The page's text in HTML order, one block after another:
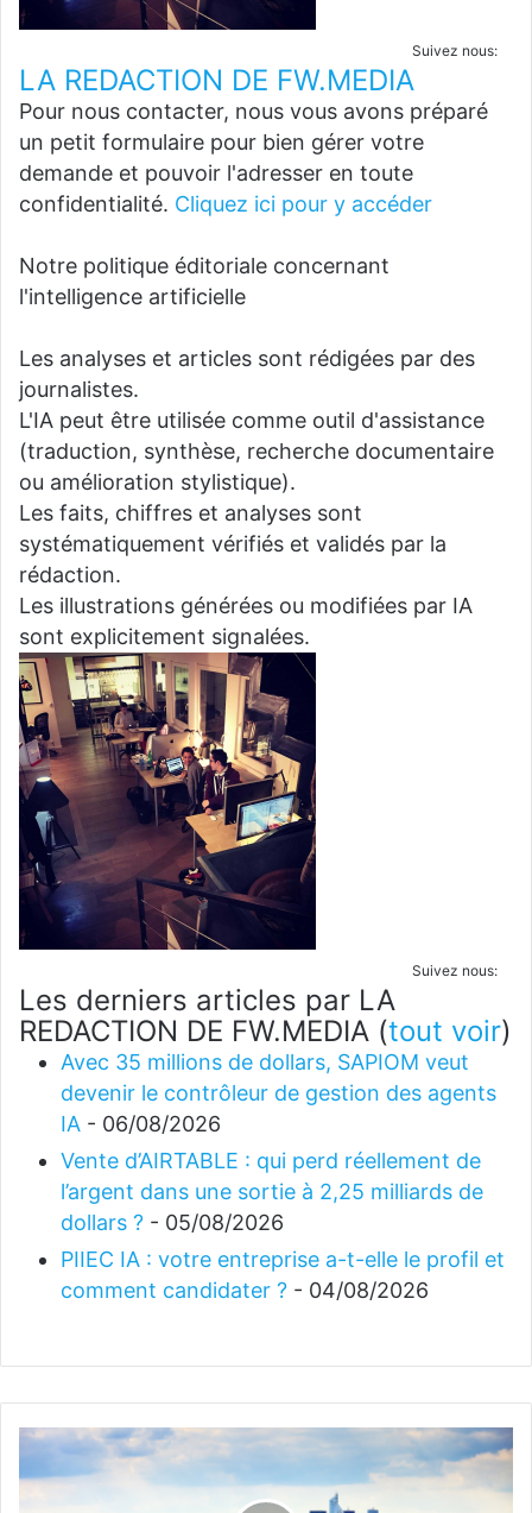
Suivez nous:
LA REDACTION DE FW.MEDIA
Pour nous contacter, nous vous avons préparé
un petit formulaire pour bien gérer votre
demande et pouvoir l'adresser en toute
confidentialité. Cliquez ici pour y accéder
Notre politique éditoriale concernant
l'intelligence artificielle
Les analyses et articles sont rédigées par des
journalistes.
L'IA peut être utilisée comme outil d'assistance
(traduction, synthèse, recherche documentaire
ou amélioration stylistique).
Les faits, chiffres et analyses sont
systématiquement vérifiés et validés par la
rédaction.
Les illustrations générées ou modifiées par IA
sont explicitement signalées.
Suivez nous:
Les derniers articles par LA
REDACTION DE FW.MEDIA (tout voir)
Avec 35 millions de dollars, SAPIOM veut
devenir le contrôleur de gestion des agents
IA - 06/08/2026
Vente d’AIRTABLE : qui perd réellement de
l’argent dans une sortie à 2,25 milliards de
dollars ? - 05/08/2026
PIIEC IA : votre entreprise a-t-elle le profil et
comment candidater ? - 04/08/2026